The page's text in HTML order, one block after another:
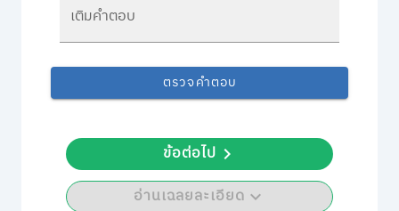
เติมคำตอบ
ตรวจคำตอบ
อ่านเฉลยละเอียด
ข้อต่อไป